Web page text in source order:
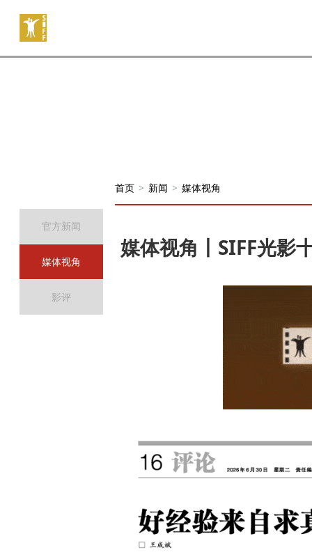
官方新闻
媒体视角
影评
首页 > 新闻 > 媒体视角
媒体视角丨SIFF光影